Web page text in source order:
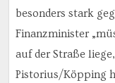
besonders stark
Finanzminister
auf der Straße
Pistorius/Köpping